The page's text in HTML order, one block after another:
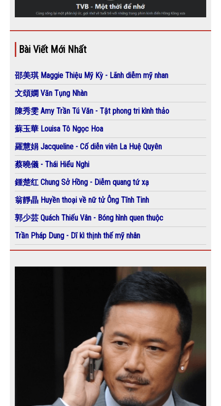
Bài Viết Mới Nhất
邵美琪 Maggie Thiệu Mỹ Kỳ - Lãnh diễm mỹ nhan
文頌嫻 Văn Tụng Nhàn
陳秀雯 Amy Trần Tú Văn - Tật phong tri kình thảo
蘇玉華 Louisa Tô Ngọc Hoa
羅慧娟 Jacqueline - Cố diễn viên La Huệ Quyên
蔡曉儀 - Thái Hiểu Nghi
鍾楚红 Chung Sở Hồng - Diễm quang tứ xạ
翁靜晶 Huyền thoại về nữ tử Ông Tĩnh Tinh
郭少芸 Quách Thiếu Vân - Bóng hình quen thuộc
Trần Pháp Dung - Dĩ kì thịnh thế mỹ nhân